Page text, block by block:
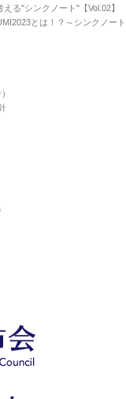
る"シンクノート"【Vol.02】
とは！？～シンクノート